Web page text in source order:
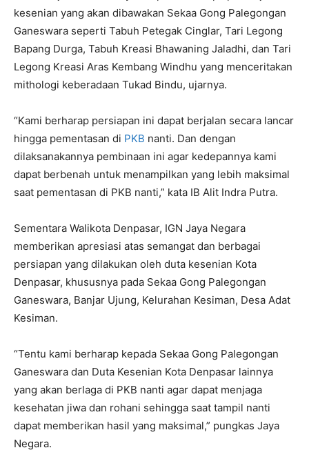
kesenian yang akan dibawakan Sekaa Gong Palegongan
Ganeswara seperti Tabuh Petegak Cinglar, Tari Legong
Bapang Durga, Tabuh Kreasi Bhawaning Jaladhi, dan Tari
Legong Kreasi Aras Kembang Windhu yang menceritakan
mithologi keberadaan Tukad Bindu, ujarnya.
“Kami berharap persiapan ini dapat berjalan secara lancar
hingga pementasan di PKB nanti. Dan dengan
dilaksanakannya pembinaan ini agar kedepannya kami
dapat berbenah untuk menampilkan yang lebih maksimal
saat pementasan di PKB nanti,” kata IB Alit Indra Putra.
Sementara Walikota Denpasar, IGN Jaya Negara
memberikan apresiasi atas semangat dan berbagai
persiapan yang dilakukan oleh duta kesenian Kota
Denpasar, khususnya pada Sekaa Gong Palegongan
Ganeswara, Banjar Ujung, Kelurahan Kesiman, Desa Adat
Kesiman.
“Tentu kami berharap kepada Sekaa Gong Palegongan
Ganeswara dan Duta Kesenian Kota Denpasar lainnya
yang akan berlaga di PKB nanti agar dapat menjaga
kesehatan jiwa dan rohani sehingga saat tampil nanti
dapat memberikan hasil yang maksimal,” pungkas Jaya
Negara.